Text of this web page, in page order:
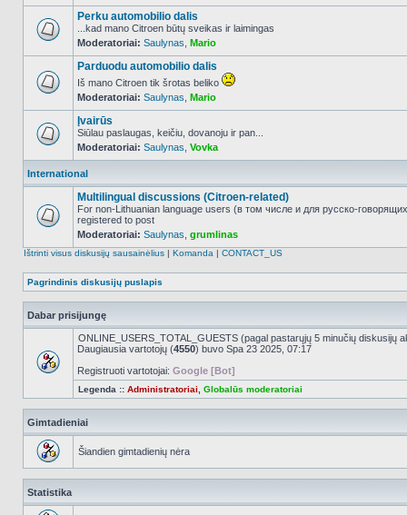
NO_UNREAD_POSTS
Perku automobilio dalis
...kad mano Citroen būtų sveikas ir laimingas
Moderatoriai: Saulynas Mario
NO_UNREAD_POSTS
Parduodu automobilio dalis
Iš mano Citroen tik šrotas beliko
Moderatoriai: Saulynas Mario
NO_UNREAD_POSTS
Įvairūs
Siūlau paslaugas, keičiu, dovanoju ir pan...
Moderatoriai: Saulynas Vovka
International
NO_UNREAD_POSTS
Multilingual discussions (Citroen-related)
For non-Lithuanian language users (в том числе и для русско-
registered to post
Moderatoriai: Saulynas grumlinas
Ištrinti visus diskusijų sausainėlius | Komanda | CONTACT_US
Pagrindinis diskusijų puslapis
Dabar prisijungę
ONLINE_USERS_TOTAL_GUESTS (pagal pastarųjų 5 minučių diskusijų
Daugiausia vartotojų (4550) buvo Spa 23 2025, 07:17
Registruoti vartotojai: Google [Bot]
Legenda :: Administratoriai Globalūs moderatoriai
Gimtadieniai
Šiandien gimtadienių nėra
Statistika